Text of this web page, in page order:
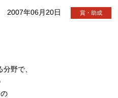
2007年06月20日 賞・助成
野で、